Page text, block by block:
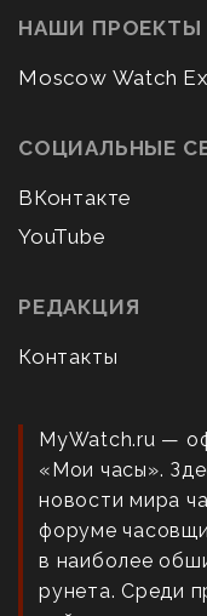
НАШИ ПРОЕКТЫ
Moscow Watch
СОЦИАЛЬНЫЕ
ВКонтакте
YouTube
РЕДАКЦИЯ
Контакты
MyWatch.ru —
«Мои часы».
новости мира
форуме
в наиболее
рунета. Среди